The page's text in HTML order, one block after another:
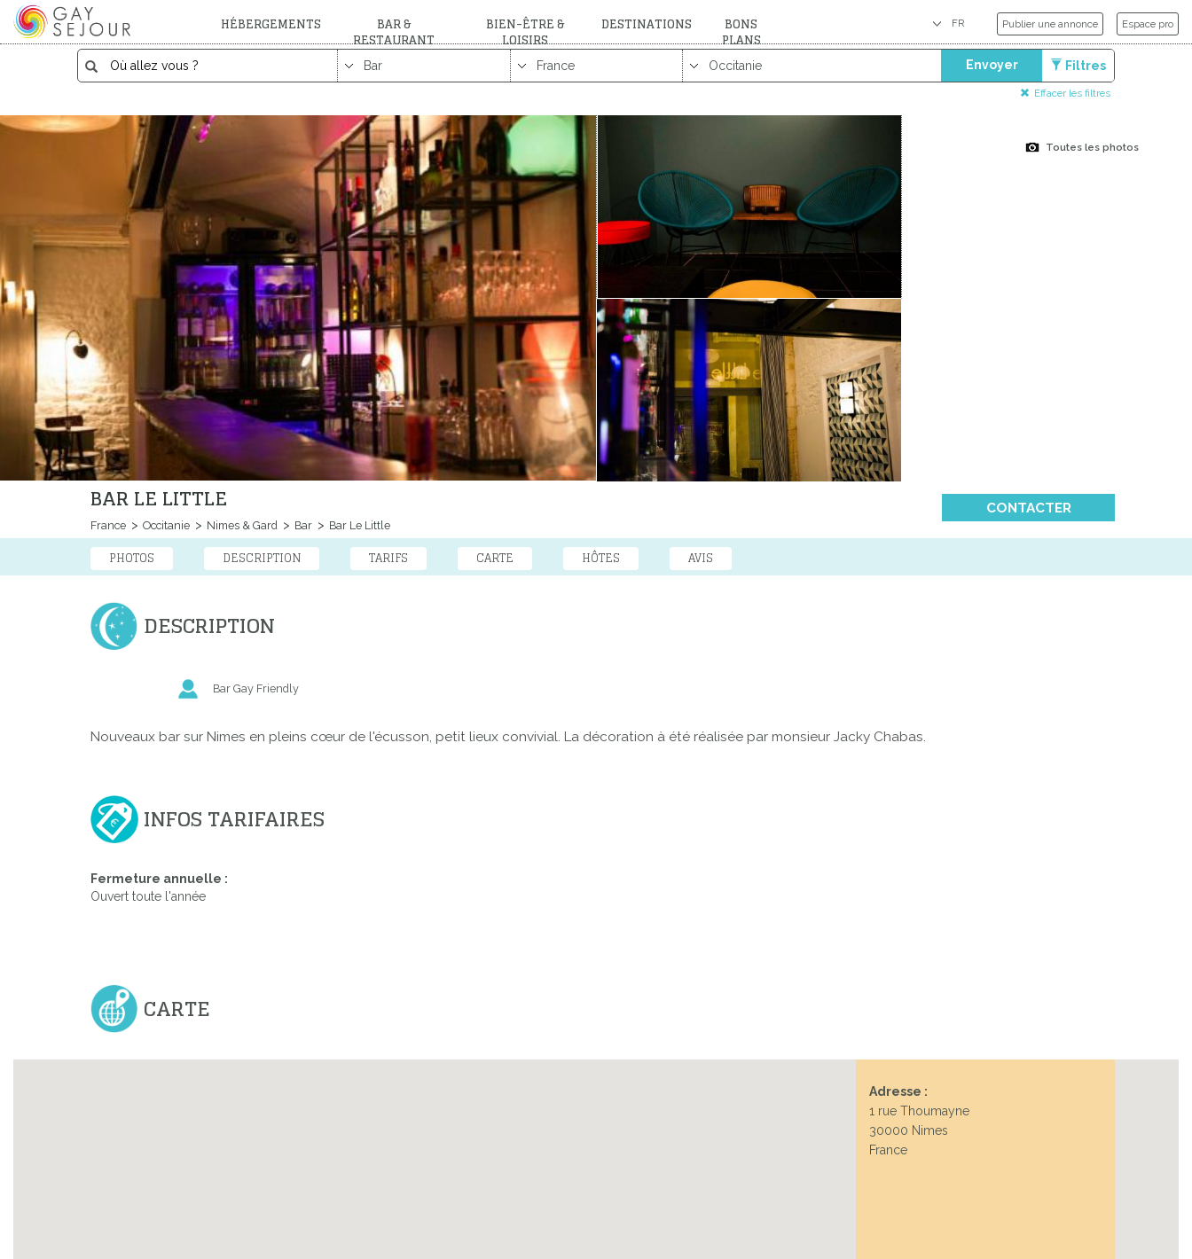
HÉBERGEMENTS BAR &
RESTAURANT
BIEN-ÊTRE &
LOISIRS
DESTINATIONS BONS
PLANS
Publier une annonce Espace pro
Envoyer Filtres
Effacer les filtres
Toutes les photos
BAR LE LITTLE
France Occitanie Nimes & Gard Bar Bar Le Little
CONTACTER
PHOTOS DESCRIPTION TARIFS CARTE HÔTES AVIS
DESCRIPTION
Bar Gay Friendly
Nouveaux bar sur Nimes en pleins cœur de l'écusson, petit lieux convivial. La décoration à été réalisée par monsieur Jacky Chabas.
INFOS TARIFAIRES
Fermeture annuelle :
Ouvert toute l'année
CARTE
Adresse :
1 rue Thoumayne
30000 Nimes
France